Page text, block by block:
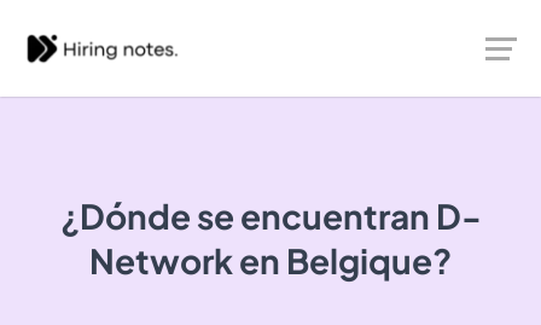
¿Dónde se encuentran D-
Networken Belgique?